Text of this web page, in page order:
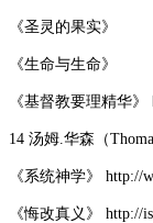
《圣灵的果实》
《生命与生命》
《基督教要理精华
14 汤姆.华森（
《系统神学》 http://
《悔改真义》 http://